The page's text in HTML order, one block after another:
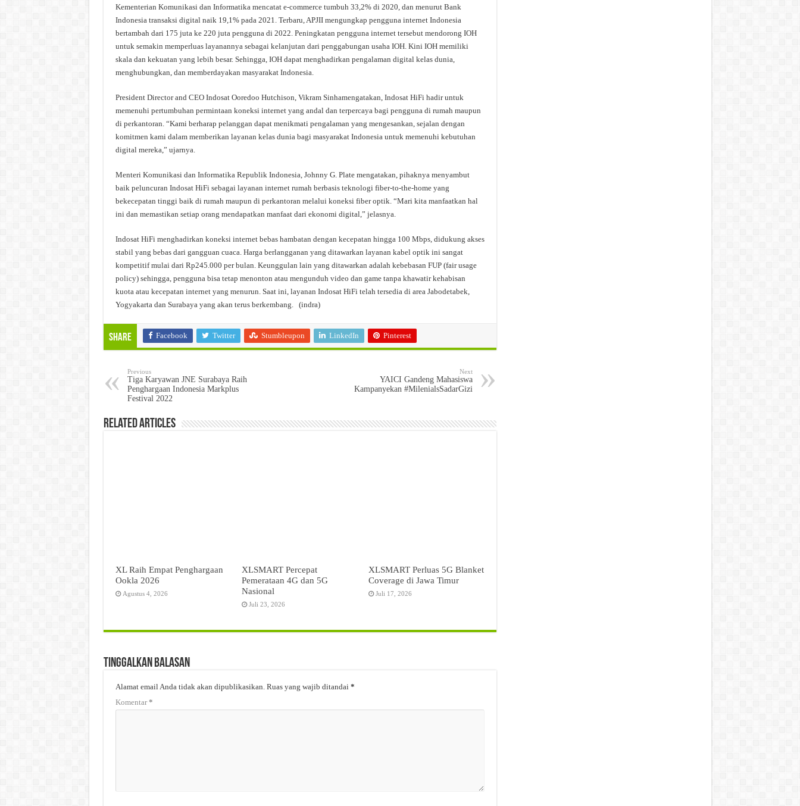
Kementerian Komunikasi dan Informatika mencatat e-commerce tumbuh 33,2% di 2020, dan menurut Bank
Indonesia transaksi digital naik 19,1% pada 2021. Terbaru, APJII mengungkap pengguna internet Indonesia
bertambah dari 175 juta ke 220 juta pengguna di 2022. Peningkatan pengguna internet tersebut mendorong IOH
untuk semakin memperluas layanannya sebagai kelanjutan dari penggabungan usaha IOH. Kini IOH memiliki
skala dan kekuatan yang lebih besar. Sehingga, IOH dapat menghadirkan pengalaman digital kelas dunia,
menghubungkan, dan memberdayakan masyarakat Indonesia.
President Director and CEO Indosat Ooredoo Hutchison, Vikram Sinhamengatakan, Indosat HiFi hadir untuk
memenuhi pertumbuhan permintaan koneksi internet yang andal dan terpercaya bagi pengguna di rumah maupun
di perkantoran. “Kami berharap pelanggan dapat menikmati pengalaman yang mengesankan, sejalan dengan
komitmen kami dalam memberikan layanan kelas dunia bagi masyarakat Indonesia untuk memenuhi kebutuhan
digital mereka,” ujarnya.
Menteri Komunikasi dan Informatika Republik Indonesia, Johnny G. Plate mengatakan, pihaknya menyambut
baik peluncuran Indosat HiFi sebagai layanan internet rumah berbasis teknologi fiber-to-the-home yang
bekecepatan tinggi baik di rumah maupun di perkantoran melalui koneksi fiber optik. “Mari kita manfaatkan hal
ini dan memastikan setiap orang mendapatkan manfaat dari ekonomi digital,” jelasnya.
Indosat HiFi menghadirkan koneksi internet bebas hambatan dengan kecepatan hingga 100 Mbps, didukung akses
stabil yang bebas dari gangguan cuaca. Harga berlangganan yang ditawarkan layanan kabel optik ini sangat
kompetitif mulai dari Rp245.000 per bulan. Keunggulan lain yang ditawarkan adalah kebebasan FUP (fair usage
policy) sehingga, pengguna bisa tetap menonton atau mengunduh video dan game tanpa khawatir kehabisan
kuota atau kecepatan internet yang menurun. Saat ini, layanan Indosat HiFi telah tersedia di area Jabodetabek,
Yogyakarta dan Surabaya yang akan terus berkembang. (indra)
Share Facebook Twitter Stumbleupon LinkedIn Pinterest
Previous
Tiga Karyawan JNE Surabaya Raih
Penghargaan Indonesia Markplus
Festival 2022
Next
YAICI Gandeng Mahasiswa
Kampanyekan #MilenialsSadarGizi
Related Articles
XL Raih Empat Penghargaan
Ookla 2026
Agustus 4, 2026
XLSMART Percepat
Pemerataan 4G dan 5G
Nasional
Juli 23, 2026
XLSMART Perluas 5G Blanket
Coverage di Jawa Timur
Juli 17, 2026
Tinggalkan Balasan
Alamat email Anda tidak akan dipublikasikan. Ruas yang wajib ditandai *
Komentar*